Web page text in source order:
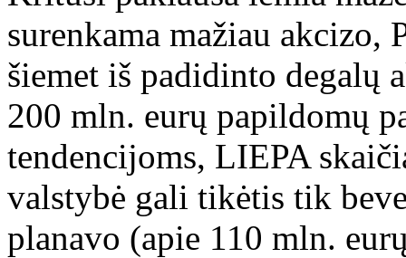
surenkama mažiau
šiemet iš padidinto degalų
200 mln. eurų papildomų
tendencijoms, LIEPA
valstybė gali tikėtis tik
planavo (apie 110 mln.